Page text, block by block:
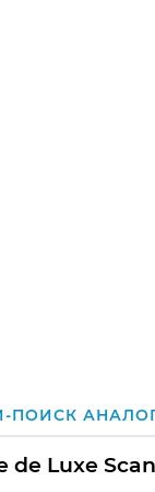
ПОИСК
de Luxe